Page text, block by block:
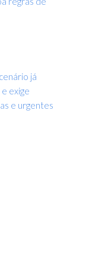
já
exige
e urgentes